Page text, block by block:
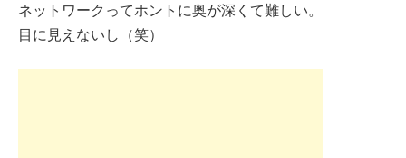
ネットワークってホントに奥が深くて難しい。
目に見えないし（笑）